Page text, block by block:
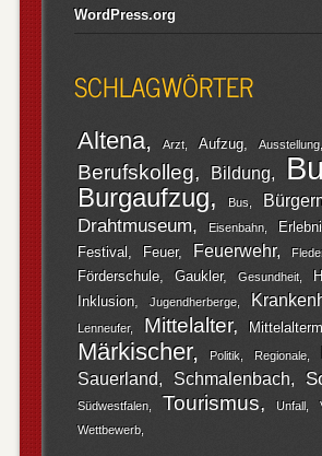
WordPress.org
SCHLAGWÖRTER
Altena Arzt Aufzug Ausstellung
Berufskolleg Bildung
Burgaufzug Bus
Drahtmuseum Eisenbahn
Festival
Feuer Feuerwehr
Förderschule Gaukler Gesundheit
Inklusion
Jugendherberge
Lenneufer Mittelalter
Märkischer Politik Regionale
Sauerland Schmalenbach
Südwestfalen Tourismus Unfall
Wettbewerb